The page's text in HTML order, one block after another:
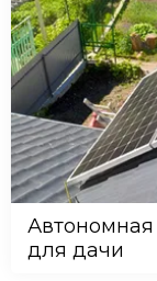
Автономная
для дачи